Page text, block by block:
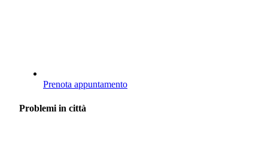
Prenota appuntamento
Problemi in città